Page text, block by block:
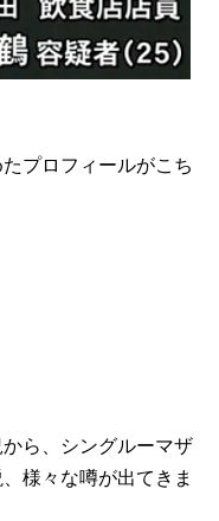
プロフィールがこち
ら、シングルーマザ
様々な噂が出てきま